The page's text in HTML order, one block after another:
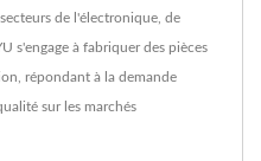
de l'électronique, de
s'engage à fabriquer des pièces
répondant à la demande
sur les marchés